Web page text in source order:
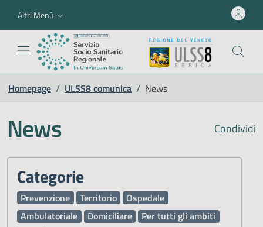
Altri Menù
Homepage / ULSS8 comunica / News
Condividi
News
Categorie
Prevenzione Territorio
Ospedale
Ambulatoriale
Domiciliare
Per tutti gli ambiti